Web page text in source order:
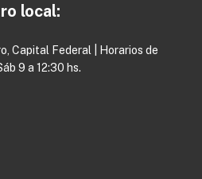
local:
Capital Federal | Horarios de
9 a 12:30 hs.